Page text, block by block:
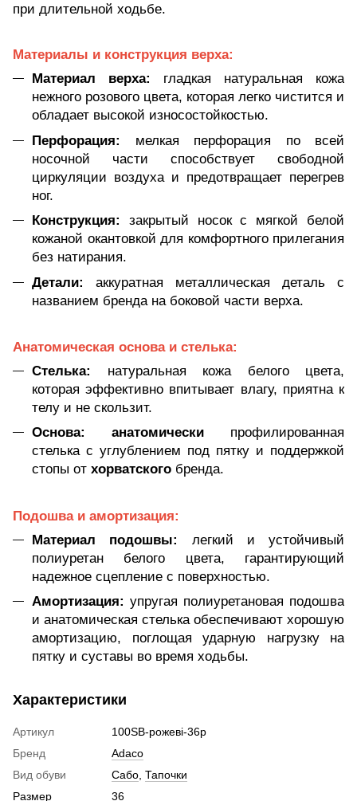
при длительной ходьбе.
Материалы и конструкция верха:
Материал верха:
гладкая натуральная кожа
нежного розового цвета, которая легко чистится и
обладает высокой износостойкостью.
Перфорация:
мелкая перфорация по всей
носочной части способствует свободной
циркуляции воздуха и предотвращает перегрев
ног.
Конструкция:
закрытый носок с мягкой белой
кожаной окантовкой для комфортного прилегания
без натирания.
Детали:
аккуратная металлическая деталь с
названием бренда на боковой части верха.
Анатомическая основа и стелька:
Стелька:
натуральная кожа белого цвета,
которая эффективно впитывает влагу, приятна к
телу и не скользит.
Основа:
анатомически профилированная
стелька с углублением под пятку и поддержкой
стопы от хорватского бренда.
Подошва и амортизация:
Материал подошвы:
легкий и устойчивый
полиуретан белого цвета, гарантирующий
надежное сцепление с поверхностью.
Амортизация: упругая полиуретановая подошва
и анатомическая стелька обеспечивают хорошую
амортизацию, поглощая ударную нагрузку на
пятку и суставы во время ходьбы.
Характеристики
Артикул
100SB-рожеві-36р
Бренд
Adaco
Вид обуви
Сабо Тапочки
Размер
36